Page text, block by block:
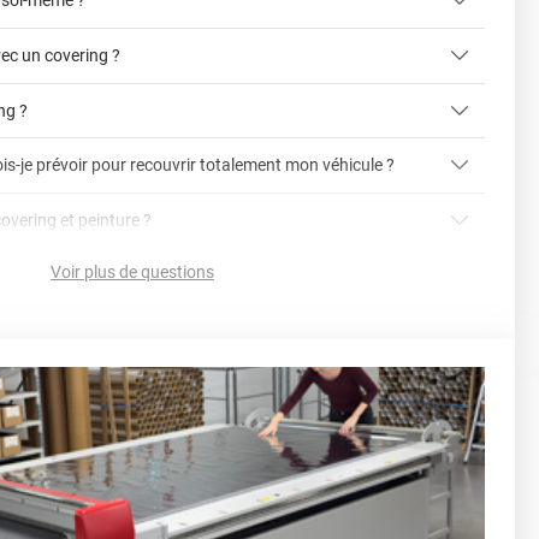
un covering ?
en cliquant ici
?
covering 3D
je prévoir pour recouvrir totalement mon véhicule ?
par le toit.)
3.
conseillers commerciaux
et peinture ?
à tout moment
cher
?Voir plus de questions